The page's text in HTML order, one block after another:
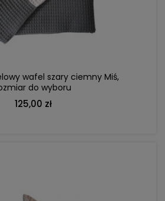
wafel szary ciemny Miś,
do wyboru
125,00 zł
DO KOSZYKA